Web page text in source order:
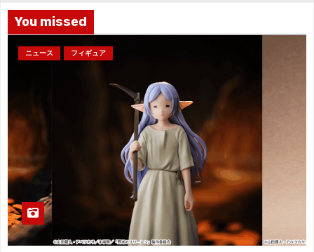
You missed
ニュース フィギュア